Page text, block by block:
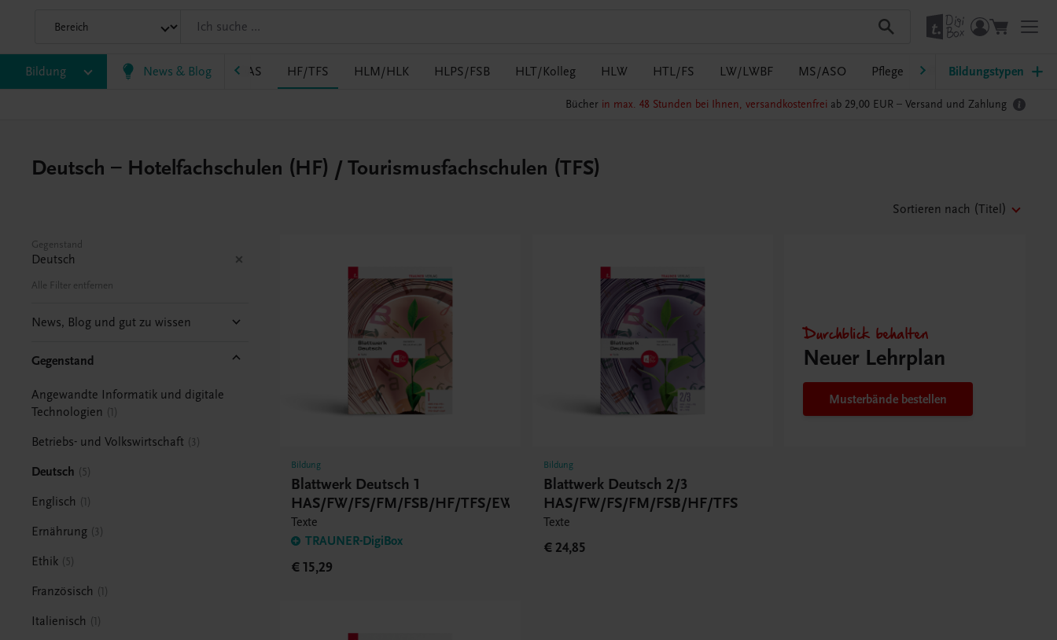
Bildung News & Blog
BS EWF/ZWF FW HAK HAS HF/TFS HLM/HLK HLPS/FSB HLT/Kolleg HLW HTL/FS LW/LWBF MS/ASO Pflege PTS Südtirol
Bildungstypen
Bücher in max. 48 Stunden bei Ihnen, versandkostenfrei ab 29,00 EUR – Versand und Zahlung
Deutsch – Hotelfachschulen (HF) / Tourismusfachschulen (TFS)
Sortieren nach (Titel)
Gegenstand
Deutsch
Alle Filter entfernen
News, Blog und gut zu wissen
Gegenstand
Angewandte Informatik und digitale
Technologien
1
Betriebs- und Volkswirtschaft 3
Deutsch 5
Englisch 1
Ernährung 3
Ethik 5
Französisch 1
Italienisch 1
Bildung
Blattwerk Deutsch 1
HAS/FW/FS/FM/FSB/HF/TFS/EWF/ZWF
Texte
TRAUNER-DigiBox
€ 15,29
Bildung
Blattwerk Deutsch 2/3
HAS/FW/FS/FM/FSB/HF/TFS
Texte
€ 24,85
Durchblick behalten
Neuer Lehrplan
Musterbände bestellen